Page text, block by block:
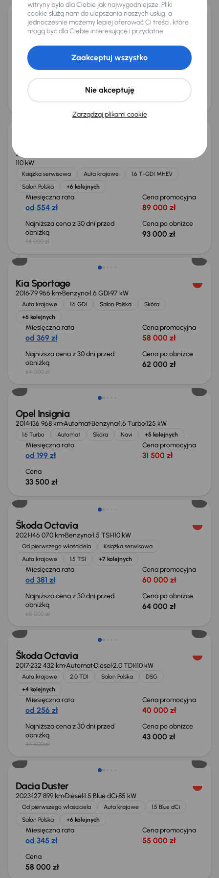
Audi A4
188 788 km 2.0 TDI 110 kW
2.0 TDI Automat Skóra Navi +6 kolejnych
Miesięczna rata
od 280 zł
Cena promocyjna
44 000 zł
Najniższa cena z 30 dni przed
obniżką
45 000 zł
Cena po obniżce
2023
110 kW
Książka serwisowa Auta krajowe
1.6 T-GDI MHEV
Salon Polska
+6 kolejnych
Miesięczna rata
od 554 zł
Cena promocyjna
89 000 zł
Najniższa cena z 30 dni przed
obniżką
94 000 zł
Cena po obniżce
93 000 zł
Taniej o 2 000 zł
Kia Sportage
201679 966 kmBenzyna1.6 GDI97 kW
Auta krajowe 1.6 GDI Salon Polska
Skóra
+6 kolejnych
Miesięczna rata
od 369 zł
Cena promocyjna
58 000 zł
Najniższa cena z 30 dni przed
obniżką
64 000 zł
Cena po obniżce
62 000 zł
Opel Insignia
2014136 968 kmAutomatBenzyna1.6 Turbo125 kW
1.6 Turbo Automat Skóra Navi +5 kolejnych
Miesięczna rata
od 199 zł
Cena promocyjna
31 500 zł
Cena
33 500 zł
Taniej o 1 000 zł
Škoda Octavia
2021146 070 kmBenzyna1.5 TSI110 kW
Od pierwszego właściciela
Książka serwisowa
Auta krajowe
1.5 TSI +7 kolejnych
Miesięczna rata
od 381 zł
Cena promocyjna
60 000 zł
Najniższa cena z 30 dni przed
obniżką
65 000 zł
Cena po obniżce
64 000 zł
Taniej o 1 500 zł
Škoda Octavia
2017232 432 kmAutomatDiesel2.0 TDI110 kW
Auta krajowe 2.0 TDI Salon Polska
DSG
+4 kolejnych
Miesięczna rata
od 256 zł
Cena promocyjna
40 000 zł
Najniższa cena z 30 dni przed
obniżką
44 500 zł
Cena po obniżce
43 000 zł
Możliwość odliczenia VAT
Dacia Duster
2023127 899 kmDiesel1.5 Blue dCi85 kW
Od pierwszego właściciela Auta krajowe
1.5 Blue dCi
Salon Polska
+6 kolejnych
Miesięczna rata
od 345 zł
Cena promocyjna
55 000 zł
Cena
58 000 zł
Taniej o 700 zł
witryny było dla Ciebie jak najwygodniejsze. Pliki
cookie służą nam do ulepszania naszych usług, a
jednocześnie możemy lepiej oferować Ci treści, które
mogą być dla Ciebie interesujące i przydatne.
Zarządzaj plikami cookie
Nie akceptuję
Zaakceptuj wszystko